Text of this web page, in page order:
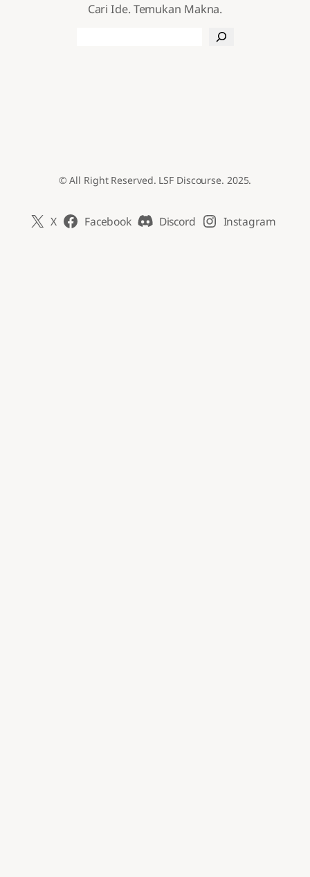
Cari Ide. Temukan Makna.
© All Right Reserved. LSF Discourse. 2025.
X Facebook Discord Instagram